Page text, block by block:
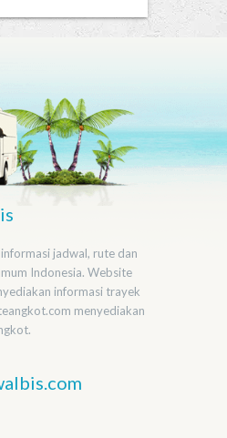
jadwal, rute dan
Indonesia. Website
informasi trayek
menyediakan